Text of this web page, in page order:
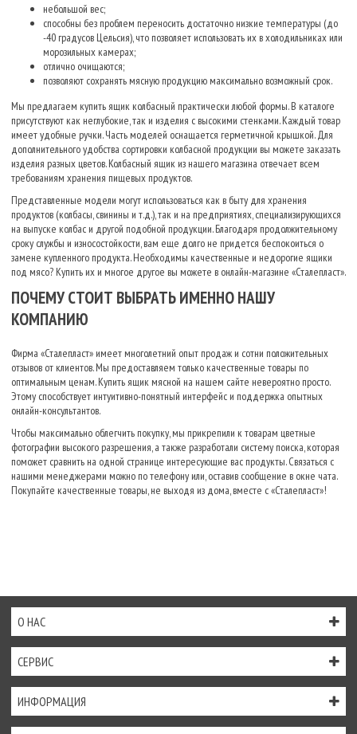
небольшой вес;
способны без проблем переносить достаточно низкие температуры (до
-40 градусов Цельсия), что позволяет использовать их в холодильниках или
морозильных камерах;
отлично очищаются;
позволяют сохранять мясную продукцию максимально возможный срок.
Мы предлагаем купить ящик колбасный практически любой формы. В каталоге
присутствуют как неглубокие, так и изделия с высокими стенками. Каждый товар
имеет удобные ручки. Часть моделей оснащается герметичной крышкой. Для
дополнительного удобства сортировки колбасной продукции вы можете заказать
изделия разных цветов. Колбасный ящик из нашего магазина отвечает всем
требованиям хранения пищевых продуктов.
Представленные модели могут использоваться как в быту для хранения
продуктов (колбасы, свинины и т.д.), так и на предприятиях, специализирующихся
на выпуске колбас и другой подобной продукции. Благодаря продолжительному
сроку службы и износостойкости, вам еще долго не придется беспокоиться о
замене купленного продукта. Необходимы качественные и недорогие ящики
под мясо? Купить их и многое другое вы можете в онлайн-магазине «Сталепласт».
ПОЧЕМУ СТОИТ ВЫБРАТЬ ИМЕННО НАШУ
КОМПАНИЮ
Фирма «Сталепласт» имеет многолетний опыт продаж и сотни положительных
отзывов от клиентов. Мы предоставляем только качественные товары по
оптимальным ценам. Купить ящик мясной на нашем сайте невероятно просто.
Этому способствует интуитивно-понятный интерфейс и поддержка опытных
онлайн-консультантов.
Чтобы максимально облегчить покупку, мы прикрепили к товарам цветные
фотографии высокого разрешения, а также разработали систему поиска, которая
поможет сравнить на одной странице интересующие вас продукты. Связаться с
нашими менеджерами можно по телефону или, оставив сообщение в окне чата.
Покупайте качественные товары, не выходя из дома, вместе с «Сталепласт»!
О НАС
СЕРВИС
ИНФОРМАЦИЯ